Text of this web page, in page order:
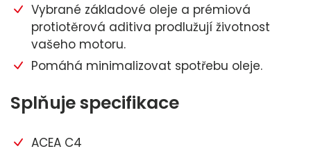
Vybrané základové oleje a prémiová
protiotěrová aditiva prodlužují životnost
vašeho motoru.
Pomáhá minimalizovat spotřebu oleje.
Splňuje specifikace
ACEA C4